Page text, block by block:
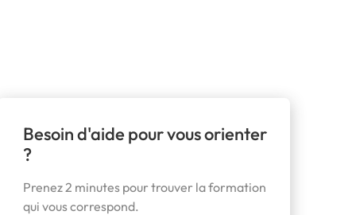
Besoin d'aide pour vous orienter
?
Prenez 2 minutes pour trouver la formation
qui vous correspond.